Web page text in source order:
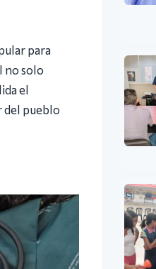
para
no solo
el
del pueblo